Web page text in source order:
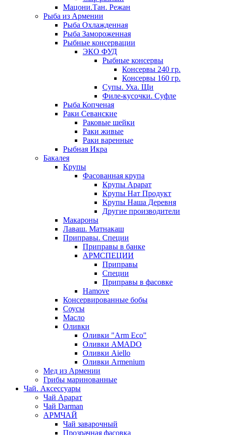
Мацони.Тан. Режан
Рыба из Армении
Рыба Охлажденная
Рыба Замороженная
Рыбные консервации
ЭКО ФУД
Рыбные консервы
Консервы 240 гр.
Консервы 160 гр.
Супы. Уха. Щи
Филе-кусочки. Суфле
Рыба Копченая
Раки Севанские
Раковые шейки
Раки живые
Раки варенные
Рыбная Икра
Бакалея
Крупы
Фасованная крупа
Крупы Арарат
Крупы Нат Продукт
Крупы Наша Деревня
Другие производители
Макароны
Лаваш. Матнакаш
Приправы. Специи
Приправы в банке
АРМСПЕЦИИ
Приправы
Специи
Приправы в фасовке
Hamove
Консервированные бобы
Соусы
Масло
Оливки
Оливки "Arm Eco"
Оливки AMADO
Оливки Aiello
Оливки Armenium
Мед из Армении
Грибы маринованные
Чай. Аксессуары
Чай Арарат
Чай Darman
АРМЧАЙ
Чай заварочный
Прозрачная фасовка